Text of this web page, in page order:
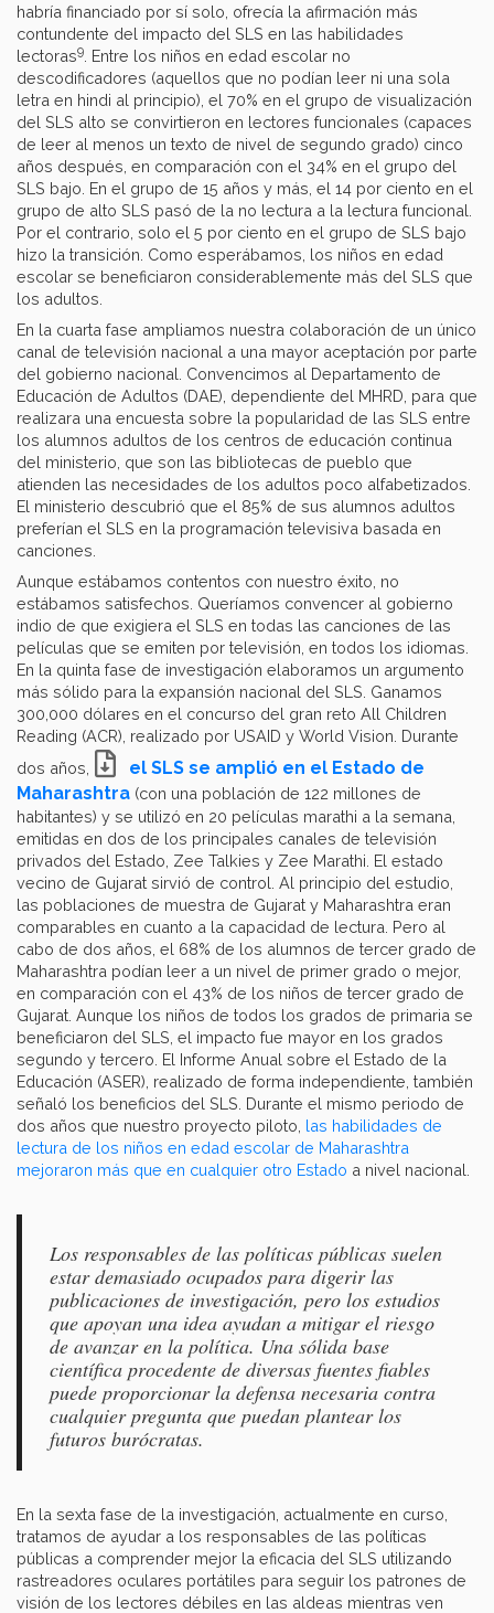
habría financiado por sí solo, ofrecía la afirmación más
contundente del impacto del SLS en las habilidades
lectoras9
. Entre los niños en edad escolar no
descodificadores (aquellos que no podían leer ni una sola
letra en hindi al principio), el 70% en el grupo de visualización
del SLS alto se convirtieron en lectores funcionales (capaces
de leer al menos un texto de nivel de segundo grado) cinco
años después, en comparación con el 34% en el grupo del
SLS bajo. En el grupo de 15 años y más, el 14 por ciento en el
grupo de alto SLS pasó de la no lectura a la lectura funcional.
Por el contrario, solo el 5 por ciento en el grupo de SLS bajo
hizo la transición. Como esperábamos, los niños en edad
escolar se beneficiaron considerablemente más del SLS que
los adultos.
En la cuarta fase ampliamos nuestra colaboración de un único
canal de televisión nacional a una mayor aceptación por parte
del gobierno nacional. Convencimos al Departamento de
Educación de Adultos (DAE), dependiente del MHRD, para que
realizara una encuesta sobre la popularidad de las SLS entre
los alumnos adultos de los centros de educación continua
del ministerio, que son las bibliotecas de pueblo que
atienden las necesidades de los adultos poco alfabetizados.
El ministerio descubrió que el 85% de sus alumnos adultos
preferían el SLS en la programación televisiva basada en
canciones.
Aunque estábamos contentos con nuestro éxito, no
estábamos satisfechos. Queríamos convencer al gobierno
indio de que exigiera el SLS en todas las canciones de las
películas que se emiten por televisión, en todos los idiomas.
En la quinta fase de investigación elaboramos un argumento
más sólido para la expansión nacional del SLS. Ganamos
300,000 dólares en el concurso del gran reto All Children
Reading (ACR), realizado por USAID y World Vision. Durante
dos años,
el SLS se amplió en el Estado de
Maharashtra (con una población de 122 millones de
habitantes) y se utilizó en 20 películas marathi a la semana,
emitidas en dos de los principales canales de televisión
privados del Estado, Zee Talkies y Zee Marathi. El estado
vecino de Gujarat sirvió de control. Al principio del estudio,
las poblaciones de muestra de Gujarat y Maharashtra eran
comparables en cuanto a la capacidad de lectura. Pero al
cabo de dos años, el 68% de los alumnos de tercer grado de
Maharashtra podían leer a un nivel de primer grado o mejor,
en comparación con el 43% de los niños de tercer grado de
Gujarat. Aunque los niños de todos los grados de primaria se
beneficiaron del SLS, el impacto fue mayor en los grados
segundo y tercero. El Informe Anual sobre el Estado de la
Educación (ASER), realizado de forma independiente, también
señaló los beneficios del SLS. Durante el mismo periodo de
dos años que nuestro proyecto piloto, las habilidades de
lectura de los niños en edad escolar de Maharashtra
mejoraron más que en cualquier otro Estado a nivel nacional.
Los responsables de las políticas públicas suelen
estar demasiado ocupados para digerir las
publicaciones de investigación, pero los estudios
que apoyan una idea ayudan a mitigar el riesgo
de avanzar en la política. Una sólida base
científica procedente de diversas fuentes fiables
puede proporcionar la defensa necesaria contra
cualquier pregunta que puedan plantear los
futuros burócratas.
En la sexta fase de la investigación, actualmente en curso,
tratamos de ayudar a los responsables de las políticas
públicas a comprender mejor la eficacia del SLS utilizando
rastreadores oculares portátiles para seguir los patrones de
visión de los lectores débiles en las aldeas mientras ven